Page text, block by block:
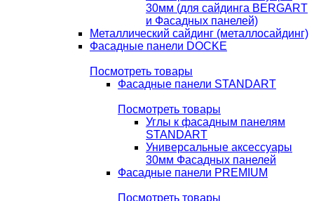
30мм (для сайдинга BERGART
и Фасадных панелей)
Металлический сайдинг (металлосайдинг)
Фасадные панели DOCKE
Посмотреть товары
Фасадные панели STANDART
Посмотреть товары
Углы к фасадным панелям
STANDART
Универсальные аксессуары
30мм Фасадных панелей
Фасадные панели PREMIUM
Посмотреть товары